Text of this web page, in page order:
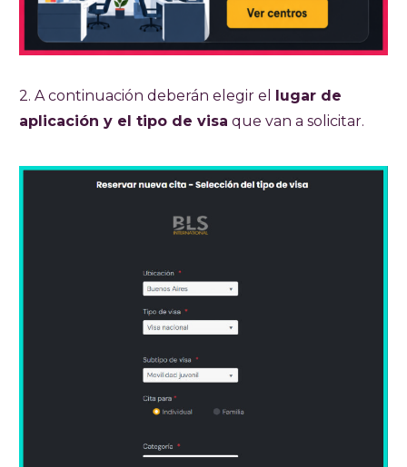
2. A continuación deberán elegir el lugar de
aplicación y el tipo de visa que van a solicitar.